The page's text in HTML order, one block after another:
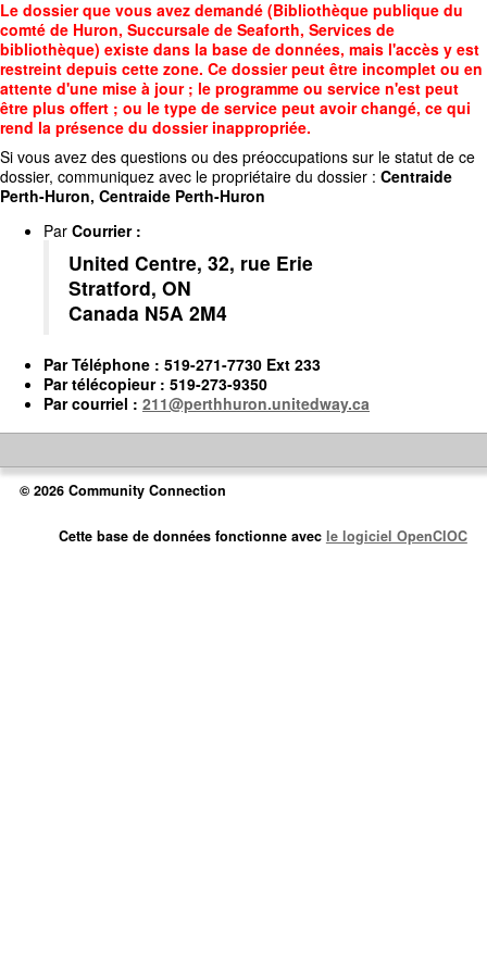
Accédez
au
contenu
principal
Le dossier que vous avez demandé (Bibliothèque publique du
comté de Huron, Succursale de Seaforth, Services de
bibliothèque) existe dans la base de données, mais l'accès y est
restreint depuis cette zone. Ce dossier peut être incomplet ou en
attente d'une mise à jour ; le programme ou service n'est peut
être plus offert ; ou le type de service peut avoir changé, ce qui
rend la présence du dossier inappropriée.
Si vous avez des questions ou des préoccupations sur le statut de ce
dossier, communiquez avec le propriétaire du dossier : Centraide
Perth-Huron, Centraide Perth-Huron
Par Courrier:
United Centre, 32, rue Erie
Stratford, ON
Canada N5A 2M4
ParTéléphone : 519-271-7730 Ext 233
Partélécopieur: 519-273-9350
Parcourriel : 211@perthhuron.unitedway.ca
© 2026 Community Connection
Cette base de données fonctionne avec le logiciel OpenCIOC